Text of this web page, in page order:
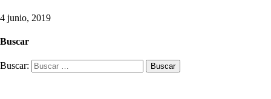
4 junio, 2019
Buscar
Buscar: